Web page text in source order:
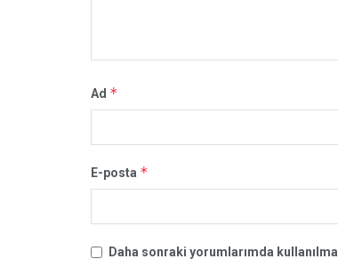
Ad *
E-posta *
Daha sonraki yorumlarımda